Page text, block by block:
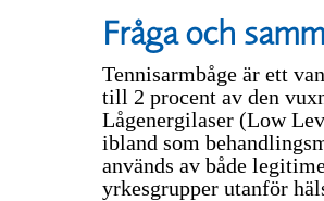
Fråga och
Tennisarmbåge är ett
till 2 procent av den
Lågenergilaser (Low
ibland som
används av både
yrkesgrupper utanför